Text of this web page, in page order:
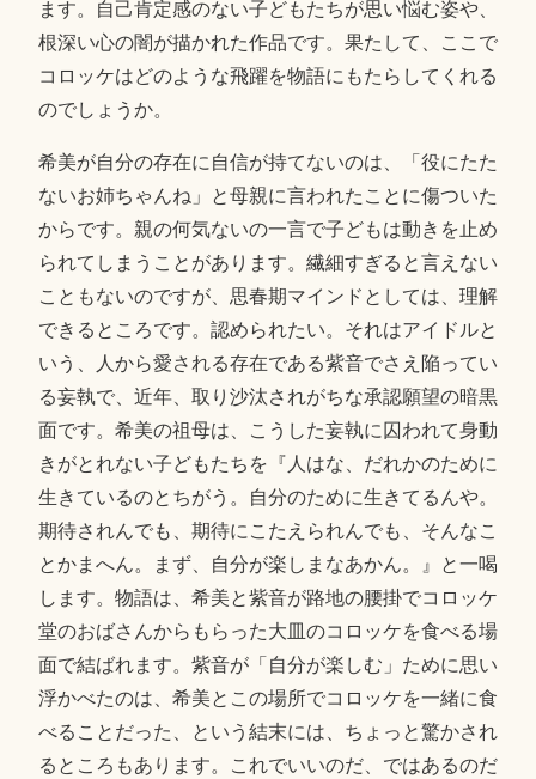
ます。自己肯定感のない子どもたちが思い悩む姿や、
根深い心の闇が描かれた作品です。果たして、ここで
コロッケはどのような飛躍を物語にもたらしてくれる
のでしょうか。
希美が自分の存在に自信が持てないのは、「役にたた
ないお姉ちゃんね」と母親に言われたことに傷ついた
からです。親の何気ないの一言で子どもは動きを止め
られてしまうことがあります。繊細すぎると言えない
こともないのですが、思春期マインドとしては、理解
できるところです。認められたい。それはアイドルと
いう、人から愛される存在である紫音でさえ陥ってい
る妄執で、近年、取り沙汰されがちな承認願望の暗黒
面です。希美の祖母は、こうした妄執に囚われて身動
きがとれない子どもたちを『人はな、だれかのために
生きているのとちがう。自分のために生きてるんや。
期待されんでも、期待にこたえられんでも、そんなこ
とかまへん。まず、自分が楽しまなあかん。』と一喝
します。物語は、希美と紫音が路地の腰掛でコロッケ
堂のおばさんからもらった大皿のコロッケを食べる場
面で結ばれます。紫音が「自分が楽しむ」ために思い
浮かべたのは、希美とこの場所でコロッケを一緒に食
べることだった、という結末には、ちょっと驚かされ
るところもあります。これでいいのだ、ではあるのだ